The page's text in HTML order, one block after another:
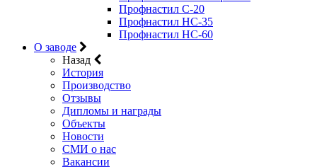
Профнастил C-20
Профнастил НС-35
Профнастил НС-60
О заводе
Назад
История
Производство
Отзывы
Дипломы и награды
Объекты
Новости
СМИ о нас
Вакансии